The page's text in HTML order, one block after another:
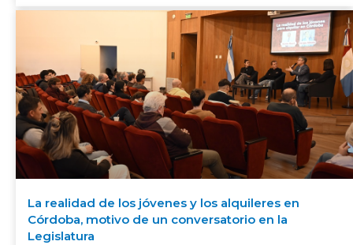
La realidad de los jóvenes y los alquileres en
Córdoba, motivo de un conversatorio en la
Legislatura